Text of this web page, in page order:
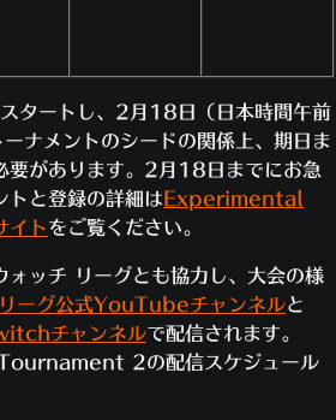
タートし、2月18日（日本時間午前
ナメントのシードの関係上、期日ま
要があります。2月18日までにお急
トと登録の詳細は Experimental
イトをご覧ください。
ォッチ リーグとも協力し、大会の様
ーグ公式YouTubeチャンネルと
チャンネルで配信されます。
2の配信スケジュール